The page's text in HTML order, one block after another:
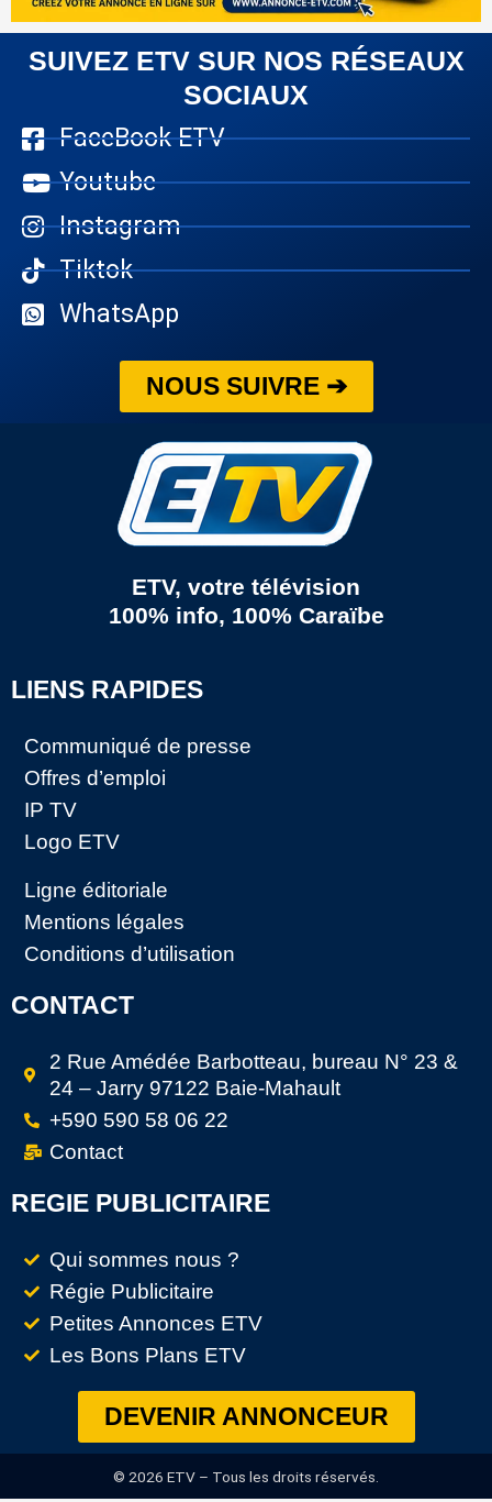
SUIVEZ ETV SUR NOS RÉSEAUX
SOCIAUX
FaceBook ETV
Youtube
Instagram
Tiktok
WhatsApp
NOUS SUIVRE ➔
ETV, votre télévision
100% info, 100% Caraïbe
LIENS RAPIDES
Communiqué de presse
Offres d’emploi
IP TV
Logo ETV
Ligne éditoriale
Mentions légales
Conditions d’utilisation
CONTACT
2 Rue Amédée Barbotteau, bureau N° 23 &
24 – Jarry 97122 Baie-Mahault
+590 590 58 06 22
Contact
REGIE PUBLICITAIRE
Qui sommes nous ?
Régie Publicitaire
Petites Annonces ETV
Les Bons Plans ETV
DEVENIR ANNONCEUR
© 2026 ETV – Tous les droits réservés.